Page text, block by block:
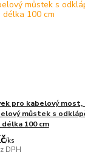
pro kabelový most,
můstek s
100 cm
/ks
DPH